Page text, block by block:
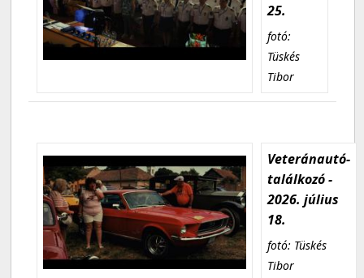
25.
fotó:
Tüskés
Tibor
Veteránautó-
találkozó -
2026. július
18.
fotó: Tüskés
Tibor